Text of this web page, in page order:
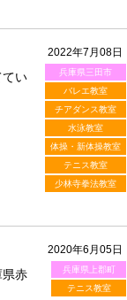
2022年7月08日
兵庫県三田市
バレエ教室
チアダンス教室
水泳教室
体操・新体操教室
テニス教室
少林寺拳法教室
てい
2020年6月05日
兵庫県上郡町
テニス教室
県赤